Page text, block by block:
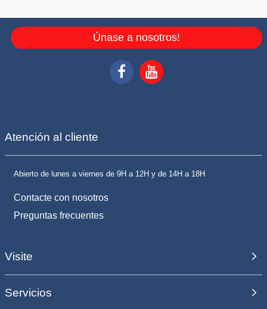
Únase a nosotros!
Atención al cliente
Abierto de lunes a viernes de 9H a 12H y de 14H a 18H
Contacte con nosotros
Preguntas frecuentes
Visite
Servicios